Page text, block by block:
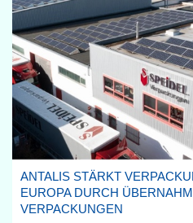
ANTALIS STÄRKT
EUROPA DURCH
VERPACKUNGEN